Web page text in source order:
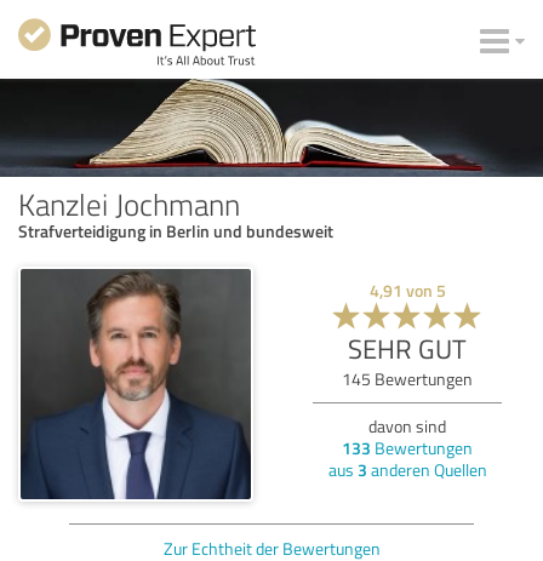
Kanzlei Jochmann
Strafverteidigung in Berlin und bundesweit
4,91 von 5
SEHR GUT
145 Bewertungen
davon sind
133 Bewertungen
aus 3 anderen Quellen
Zur Echtheit der Bewertungen